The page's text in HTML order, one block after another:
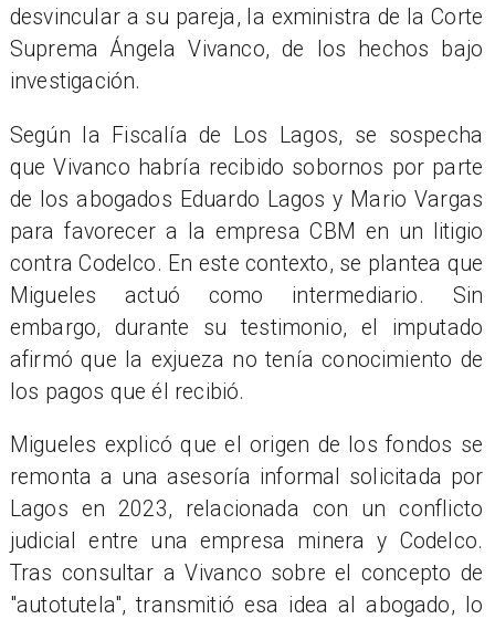
desvincular a su pareja, la exministra de la Corte
Suprema Ángela Vivanco, de los hechos bajo
investigación.
Según la Fiscalía de Los Lagos, se sospecha
que Vivanco habría recibido sobornos por parte
de los abogados Eduardo Lagos y Mario Vargas
para favorecer a la empresa CBM en un litigio
contra Codelco. En este contexto, se plantea que
Migueles actuó como intermediario. Sin
embargo, durante su testimonio, el imputado
afirmó que la exjueza no tenía conocimiento de
los pagos que él recibió.
Migueles explicó que el origen de los fondos se
remonta a una asesoría informal solicitada por
Lagos en 2023, relacionada con un conflicto
judicial entre una empresa minera y Codelco.
Tras consultar a Vivanco sobre el concepto de
"autotutela", transmitió esa idea al abogado, lo